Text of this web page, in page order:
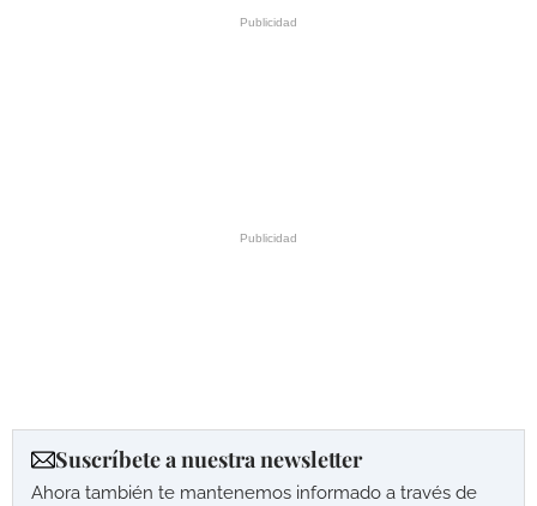
Suscríbete a nuestra newsletter
Ahora también te mantenemos informado a través de